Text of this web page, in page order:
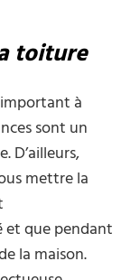
toiture
à
sont un
D’ailleurs,
mettre la
que pendant
la maison.